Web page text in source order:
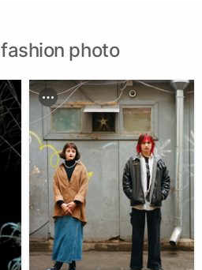
fashion photo